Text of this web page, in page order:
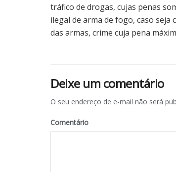
tráfico de drogas, cujas penas
ilegal de arma de fogo, caso seja
das armas, crime cuja pena
Deixe um comentário
O seu endereço de e-mail não será
Comentário